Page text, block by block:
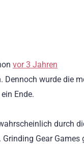
vor 3 Jahren
Dennoch wurde die
Ende.
durch
Gear Games